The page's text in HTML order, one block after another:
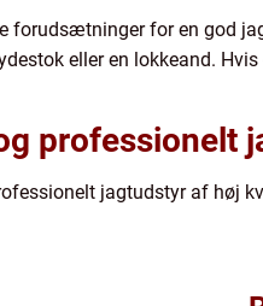
forudsætninger for en god
eller en lokkeand.
professionelt
jagtudstyr af høj